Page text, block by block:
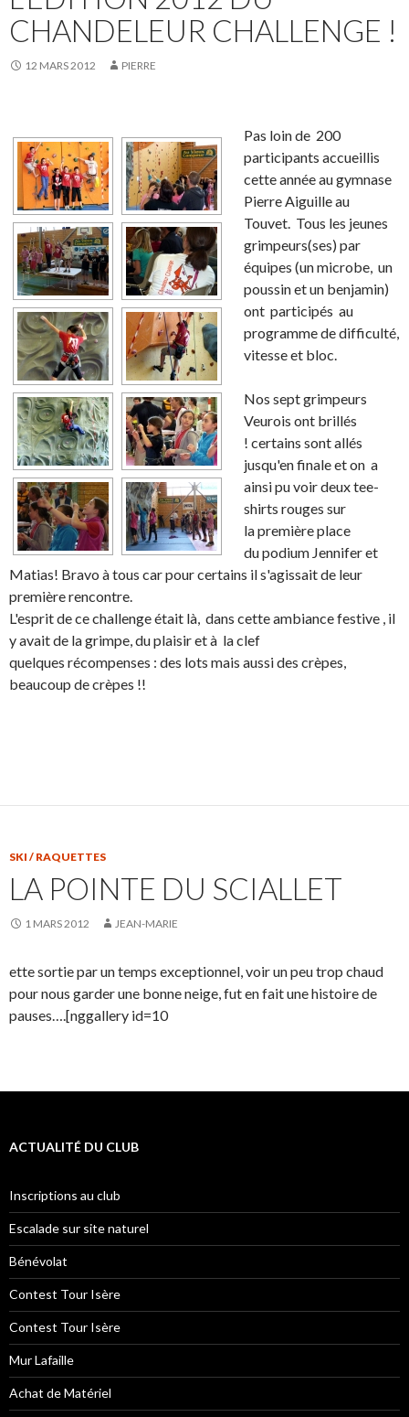
CHANDELEUR CHALLENGE !
12 MARS 2012 PIERRE
Pas loin de 200
participants accueillis
cette année au gymnase
Pierre Aiguille au
Touvet. Tous les jeunes
grimpeurs(ses) par
équipes (un microbe, un
poussin et un benjamin)
ont participés au
programme de difficulté,
vitesse et bloc.
Nos sept grimpeurs
Veurois ont brillés
! certains sont allés
jusqu'en finale et on a
ainsi pu voir deux tee-
shirts rouges sur
la première place
du podium Jennifer et
Matias! Bravo à tous car pour certains il s'agissait de leur
première rencontre.
L'esprit de ce challenge était là, dans cette ambiance festive , il
y avait de la grimpe, du plaisir et à la clef
quelques récompenses : des lots mais aussi des crèpes,
beaucoup de crèpes !!
SKI / RAQUETTES
LA POINTE DU SCIALLET
1 MARS 2012 JEAN-MARIE
ette sortie par un temps exceptionnel, voir un peu trop chaud
pour nous garder une bonne neige, fut en fait une histoire de
pauses….[nggallery id=10
ACTUALITÉ DU CLUB
Inscriptions au club
Escalade sur site naturel
Bénévolat
Contest Tour Isère
Contest Tour Isère
Mur Lafaille
Achat de Matériel